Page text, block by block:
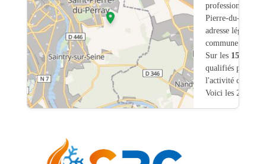
professionnels
Pierre-du-
adresse légale ou
commune.
Sur les 153
qualifiés pour
l'activité
Voici les 20